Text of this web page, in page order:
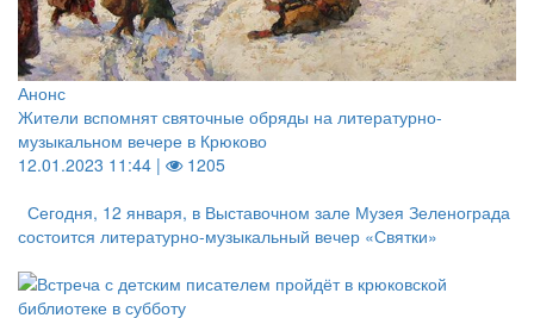
Анонс
Жители вспомнят святочные обряды на литературно-
музыкальном вечере в Крюково
12.01.2023 11:44 |
1205
Сегодня, 12 января, в Выставочном зале Музея Зеленограда
состоится литературно-музыкальный вечер «Святки»